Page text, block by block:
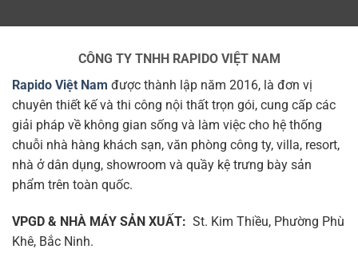
CÔNG TY TNHH RAPIDO VIỆT NAM
Rapido Việt Nam được thành lập năm 2016, là đơn vị
chuyên thiết kế và thi công nội thất trọn gói, cung cấp các
giải pháp về không gian sống và làm việc cho hệ thống
chuỗi nhà hàng khách sạn, văn phòng công ty, villa, resort,
nhà ở dân dụng, showroom và quầy kệ trưng bày sản
phẩm trên toàn quốc.
VPGD & NHÀ MÁY SẢN XUẤT: St. Kim Thiều, Phường Phù
Khê, Bắc Ninh.